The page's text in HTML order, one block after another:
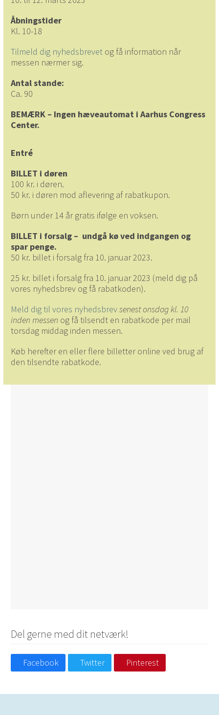
Åbningstider
Kl. 10-18
Tilmeld dig nyhedsbrevet og få information når
messen nærmer sig.
Antal stande:
Ca. 90
BEMÆRK – Ingen hæveautomat i Aarhus Congress
Center.
Entré
BILLET i døren
100 kr. i døren.
50 kr. i døren mod aflevering af rabatkupon.
Børn under 14 år gratis ifølge en voksen.
BILLET i forsalg – undgå kø ved indgangen og
spar penge.
50 kr. billet i forsalg fra 10. januar 2023.
25 kr. billet i forsalg fra 10. januar 2023 (meld dig på
vores nyhedsbrev og få rabatkoden).
Meld dig til vores nyhedsbrevsenest onsdag kl. 10
inden messen og få tilsendt en rabatkode per mail
torsdag middag inden messen.
Køb herefter en eller flere billetter online ved brug af
den tilsendte rabatkode.
Del gerne med dit netværk!
Facebook Twitter Pinterest